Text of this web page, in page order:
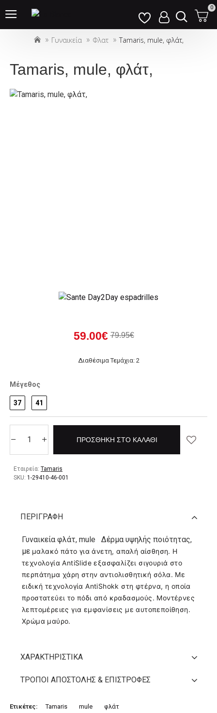
Αυτός
ο
ιστότοπος
ένα
σύστημα
προσβασιμότητας.
0
Γυναικεία Φλατ Tamaris, mule, φλάτ,
Tamaris, mule, φλάτ,
Εταιρεία: Tamaris
SKU: 1-29410-46-001
59.00€ 79.95€
Διαθέσιμα Τεμάχια: 2
Μέγεθος
37 41
ΠΡΟΣΘΉΚΗ ΣΤΟ ΚΑΛΆΘΙ
ΠΕΡΙΓΡΑΦΉ
Γυναικεία φλάτ, mule Δέρμα υψηλής ποιότητας,
με μαλακό πάτο για άνετη, απαλή αίσθηση. Η
τεχνολογία AntiSlide εξασφαλίζει σιγουριά στο
περπάτημα χάρη στην αντιολισθητική σόλα. Με
ειδική τεχνολογία AntiShokk στη φτέρνα, η οποία
προστατεύει το πόδι από κραδασμούς. Μοντέρνες
λεπτομέρειες για εμφανίσεις με αυτοπεποίθηση.
Χρώμα μαύρο.
ΧΑΡΑΚΤΗΡΙΣΤΙΚΆ
ΤΡΌΠΟΙ ΑΠΟΣΤΟΛΉΣ & ΕΠΙΣΤΡΟΦΈΣ
Ετικέτες: Tamaris mule φλάτ